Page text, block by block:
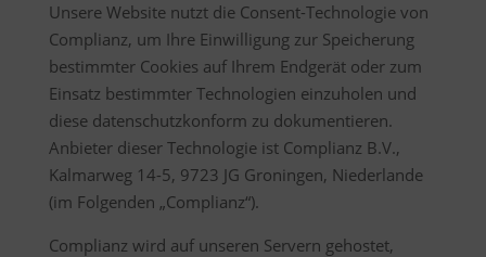
Unsere Website nutzt die Consent-Technologie von
Complianz, um Ihre Einwilligung zur Speicherung
bestimmter Cookies auf Ihrem Endgerät oder zum
Einsatz bestimmter Technologien einzuholen und
diese datenschutzkonform zu dokumentieren.
Anbieter dieser Technologie ist Complianz B.V.,
Kalmarweg 14-5, 9723 JG Groningen, Niederlande
(im Folgenden „Complianz“).
Complianz wird auf unseren Servern gehostet,